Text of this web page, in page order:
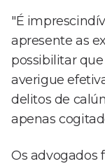
"É
apresente as
possibilitar
averigue
delitos de
apenas
Os advogados